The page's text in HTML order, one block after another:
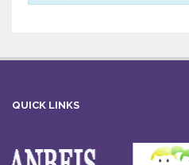
QUICK LINKS